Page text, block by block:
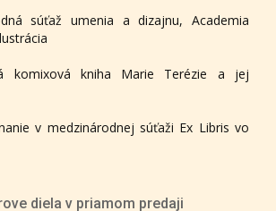
súťaž umenia a dizajnu, Academia
komixová kniha Marie Terézie a jej
v medzinárodnej súťaži Ex Libris vo
diela v priamom predaji